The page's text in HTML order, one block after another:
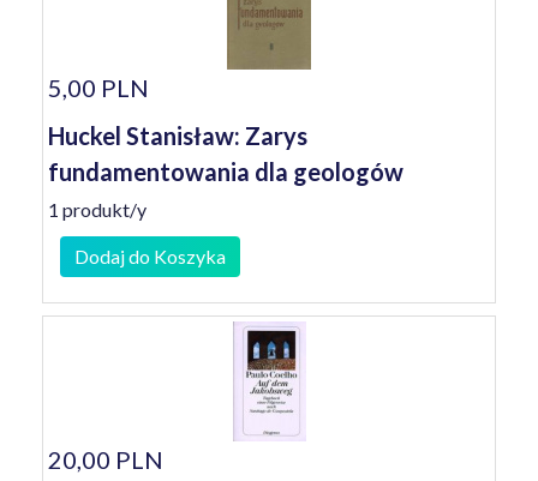
5,00 PLN
Huckel Stanisław: Zarys
fundamentowania dla geologów
1 produkt/y
Dodaj do Koszyka
20,00 PLN